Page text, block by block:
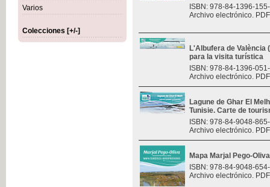
Varios
Colecciones [+/-]
ISBN: 978-84-1396-
Archivo electrónico.
L'Albufera de València
para la visita turística
ISBN: 978-84-1396-
Archivo electrónico.
Lagune de Ghar El
Tunisie. Carte de
ISBN: 978-84-9048-
Archivo electrónico.
Mapa Marjal Pego-Oliva
ISBN: 978-84-9048-
Archivo electrónico.